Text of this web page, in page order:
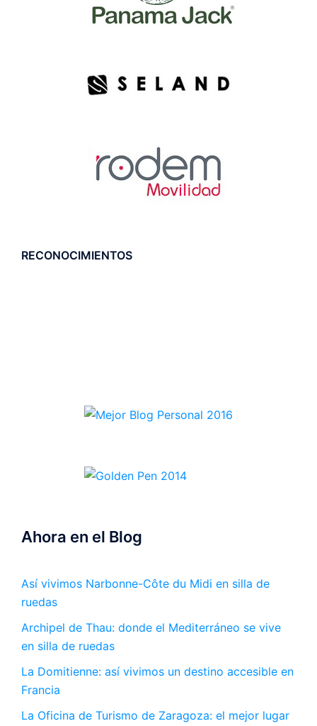
RECONOCIMIENTOS
Ahora en el Blog
Así vivimos Narbonne-Côte du Midi en silla de
ruedas
Archipel de Thau: donde el Mediterráneo se vive
en silla de ruedas
La Domitienne: así vivimos un destino accesible en
Francia
La Oficina de Turismo de Zaragoza: el mejor lugar